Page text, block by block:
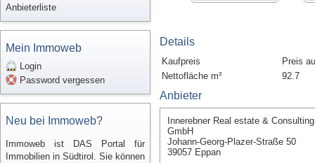
Anbieterliste
Mein Immoweb
Login
Password vergessen
Neu bei Immoweb?
Immoweb ist DAS Portal für
Immobilien in Südtirol. Sie können
Details
Kaufpreis
Preis
Nettofläche m²
92.7
Anbieter
Innerebner Real estate & Consulting
GmbH
Johann-Georg-Plazer-Straße 50
39057 Eppan